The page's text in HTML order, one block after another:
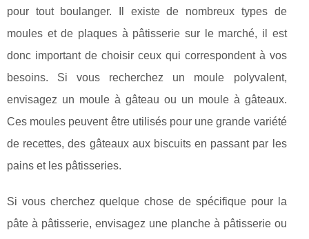
pour tout boulanger. Il existe de nombreux types de
moules et de plaques à pâtisserie sur le marché, il est
donc important de choisir ceux qui correspondent à vos
besoins. Si vous recherchez un moule polyvalent,
envisagez un moule à gâteau ou un moule à gâteaux.
Ces moules peuvent être utilisés pour une grande variété
de recettes, des gâteaux aux biscuits en passant par les
pains et les pâtisseries.
Si vous cherchez quelque chose de spécifique pour la
pâte à pâtisserie, envisagez une planche à pâtisserie ou